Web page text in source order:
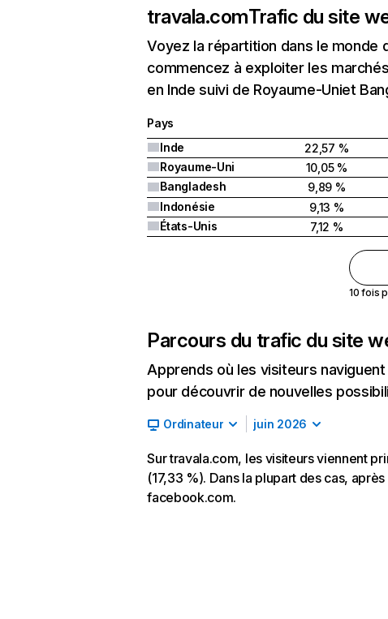
travala.comTrafic du site
Voyez la répartition dans le
commencez à exploiter les
en Inde suivi de Royaume-Uniet
Pays
Inde
22,57 %
Royaume-Uni
10,05 %
Bangladesh
9,89 %
Indonésie
9,13 %
États-Unis
7,12 %
10 fois
Parcours du trafic du site
Apprends où les visiteurs
pour découvrir de nouvelles
Ordinateur juin 2026
Sur travala.com, les visiteurs viennent
(17,33 %). Dans la plupart des cas,
facebook.com.